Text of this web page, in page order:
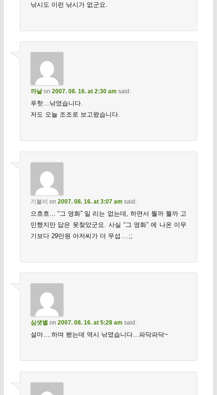
낚시도 이런 낚시가 없군요.
까날on 2007. 08. 16. at 2:30 am said:
푸핫…낚였습니다.
저도 오늘 조조로 보고왔습니다.
기불이 on 2007. 08. 16. at 3:07 am said:
으흐흐… “그 영화” 일 리는 없는데, 하면서 뭘까 뭘까 고
민했지만 답은 못찾았군요. 사실 “그 영화” 에 나온 이무
기보다 29만원 아저씨가 더 무섭….;;
심샛별 on 2007. 08. 16. at 5:28 am said:
설마….하며 봤는데 역시 낚였습니다…파닥파닥~